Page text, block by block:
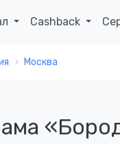
Cashback
Москва